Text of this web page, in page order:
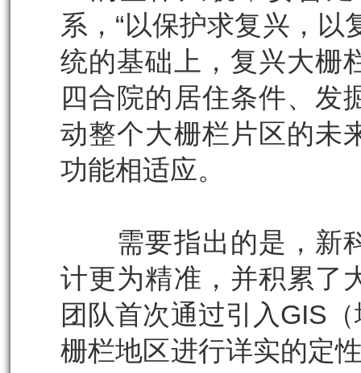
系，“以保护求复兴，以
统的基础上，复兴大栅
四合院的居住条件、发
动整个大栅栏片区的未
功能相适应。
需要指出的是，新科
计更为精准，并积累了
团队首次通过引入GIS
栅栏地区进行详实的定